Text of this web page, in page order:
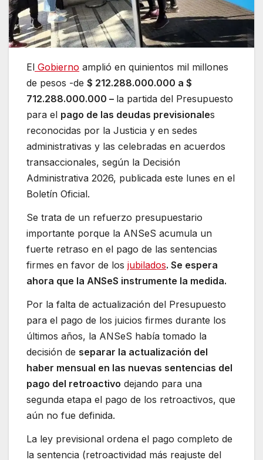
El Gobierno amplió en quinientos mil millones
de pesos -de $ 212.288.000.000 a $
712.288.000.000 – la partida del Presupuesto
para el pago de las deudas previsionales
reconocidas por la Justicia y en sedes
administrativas y las celebradas en acuerdos
transaccionales, según la Decisión
Administrativa 2026, publicada este lunes en el
Boletín Oficial.
Se trata de un refuerzo presupuestario
importante porque la ANSeS acumula un
fuerte retraso en el pago de las sentencias
firmes en favor de los jubilados. Se espera
ahora que la ANSeS instrumente la medida.
Por la falta de actualización del Presupuesto
para el pago de los juicios firmes durante los
últimos años, la ANSeS había tomado la
decisión de separar la actualización del
haber mensual en las nuevas sentencias del
pago del retroactivo dejando para una
segunda etapa el pago de los retroactivos, que
aún no fue definida.
La ley previsional ordena el pago completo de
la sentencia (retroactividad más reajuste del